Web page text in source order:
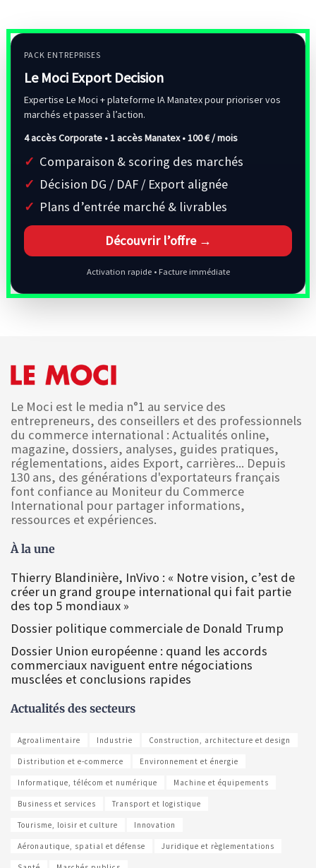
PACK ENTREPRISES
Le Moci Export Decision
Expertise Le Moci + plateforme IA Manatex pour prioriser vos
marchés et passer à l’action.
4 accès Corporate • 1 accès Manatex •100 € / mois
Comparaison & scoring des marchés
Décision DG / DAF / Export alignée
Plans d’entrée marché & livrables
Découvrir l’offre →
Activation rapide • Facture immédiate
Le Moci est le media n°1 au service des
entrepreneurs, des conseillers et des professionnels
du commerce international : Actualités online,
magazine, dossiers, analyses, guides pratiques,
réglementations, aides Export, carrières... Depuis
130 ans, des générations d'exportateurs français
font confiance au Moniteur du Commerce
International pour partager informations,
ressources et expériences.
À la une
Thierry Blandinière, InVivo : « Notre vision, c’est de
créer un grand groupe international qui fait partie
des top 5 mondiaux »
Dossier politique commerciale de Donald Trump
Dossier Union européenne : quand les accords
commerciaux naviguent entre négociations
musclées et conclusions rapides
Actualités des secteurs
Agroalimentaire Industrie Construction, architecture et design
Distribution et e-commerce Environnement et énergie
Informatique, télécom et numérique Machine et équipements
Business et services Transport et logistique
Tourisme, loisir et culture Innovation
Aéronautique, spatial et défense Juridique et règlementations